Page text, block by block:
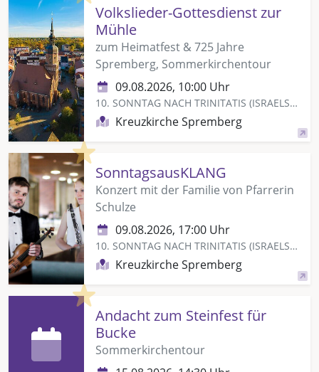
Volkslieder-Gottesdienst zur
Mühle
zum Heimatfest & 725 Jahre
Spremberg, Sommerkirchentour
09.08.2026, 10:00 Uhr
10. SONNTAG NACH TRINITATIS (ISRAELSONNTAG)
Kreuzkirche Spremberg
Highlight
SonntagsausKLANG
Konzert mit der Familie von Pfarrerin
Schulze
09.08.2026, 17:00 Uhr
10. SONNTAG NACH TRINITATIS (ISRAELSONNTAG)
Kreuzkirche Spremberg
Highlight
Andacht zum Steinfest für
Bucke
Sommerkirchentour